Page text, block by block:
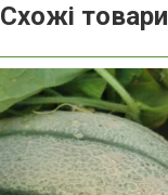
Схожі товари